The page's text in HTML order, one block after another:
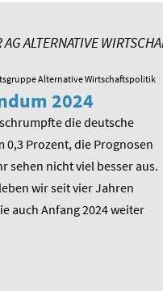
ALTERNATIVE
Alternative Wirtschaftspolitik
2024
die deutsche
0,3 Prozent, die Prognosen
sehen nicht viel besser aus.
wir seit vier Jahren
auch Anfang 2024 weiter